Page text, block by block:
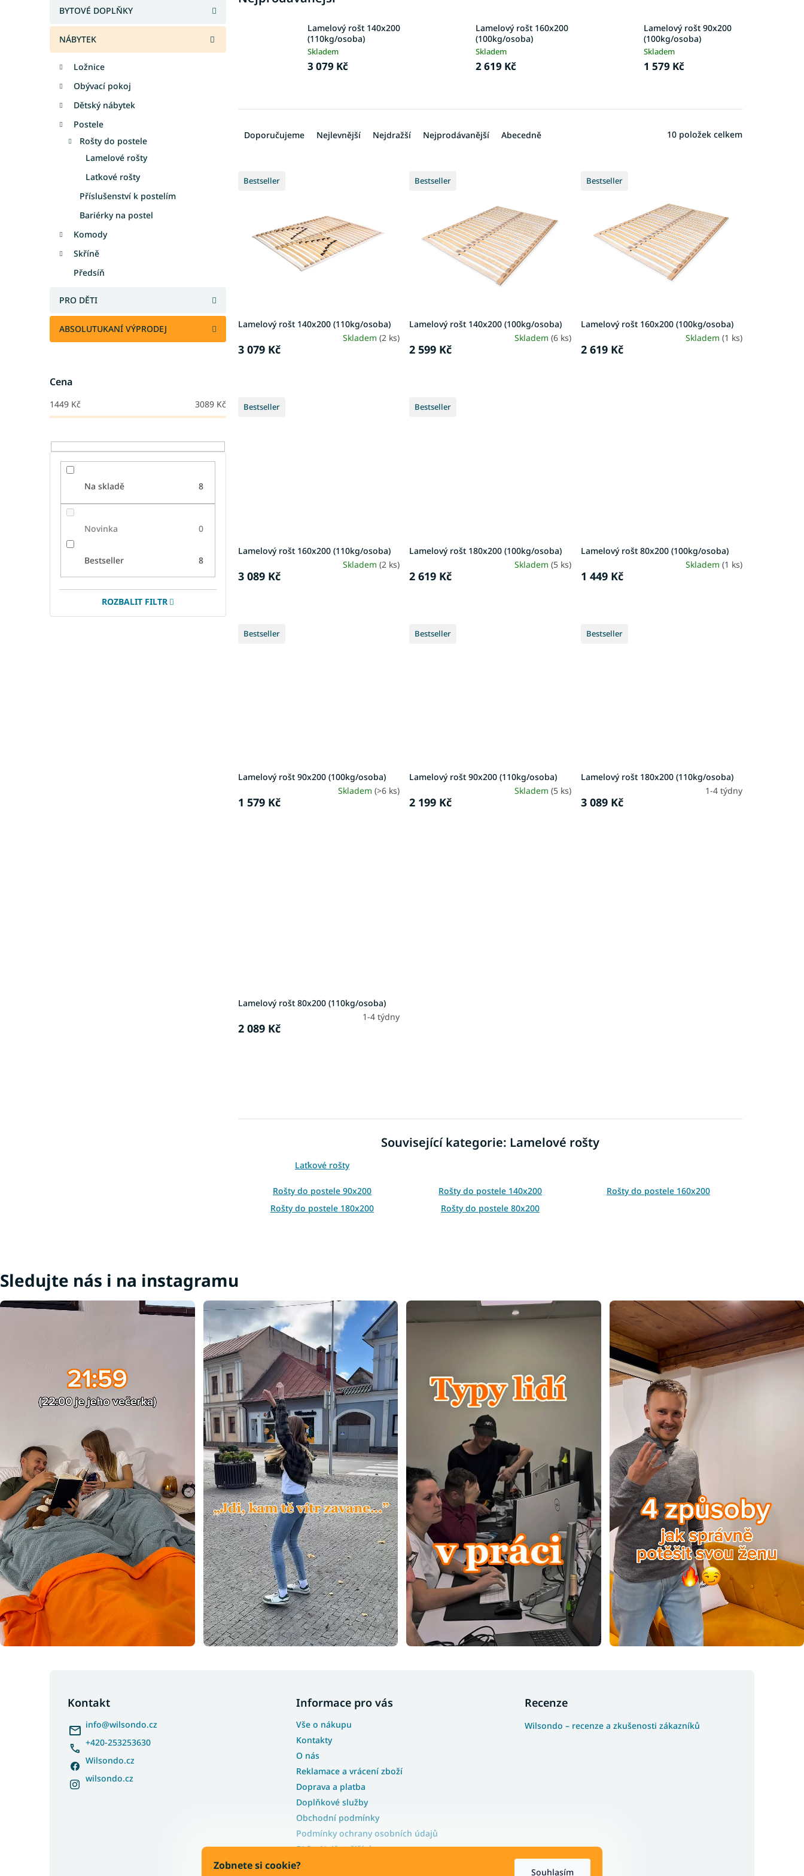
Zobnete si cookie?
Souhlasím
n
l
BYTOVÉ DOPLŇKY
NÁBYTEK
Ložnice
Obývací pokoj
Dětský nábytek
Postele
Rošty do postele
Lamelové rošty
Laťkové rošty
Příslušenství k postelím
Bariérky na postel
Komody
Skříně
Předsíň
PRO DĚTI
ABSOLUTUKANÍ VÝPRODEJ
Cena
1449 Kč 3089 Kč
Na skladě 8
Novinka 0
Bestseller 8
ROZBALIT FILTR
Lamelový rošt 140x200
(110kg/osoba)
Skladem
3 079 Kč
Lamelový rošt 160x200
(100kg/osoba)
Skladem
2 619 Kč
Lamelový rošt 90x200
(100kg/osoba)
Skladem
1 579 Kč
Doporučujeme Nejlevnější Nejdražší Nejprodávanější Abecedně 10 položek celkem
ů
Bestseller
Lamelový rošt 140x200 (110kg/osoba)
Skladem(2 ks)
3 079 Kč
Bestseller
Lamelový rošt 140x200 (100kg/osoba)
Skladem (6 ks)
2 599 Kč
Bestseller
Lamelový rošt 160x200 (100kg/osoba)
Skladem (1 ks)
2 619 Kč
Bestseller
Lamelový rošt 160x200 (110kg/osoba)
Skladem(2 ks)
3 089 Kč
Bestseller
Lamelový rošt 180x200 (100kg/osoba)
Skladem (5 ks)
2 619 Kč
Lamelový rošt 80x200 (100kg/osoba)
Skladem (1 ks)
1 449 Kč
Bestseller
Lamelový rošt 90x200 (100kg/osoba)
Skladem(>6 ks)
1 579 Kč
Bestseller
Lamelový rošt 90x200 (110kg/osoba)
Skladem (5 ks)
2 199 Kč
Bestseller
Lamelový rošt 180x200 (110kg/osoba)
1-4 týdny
3 089 Kč
Lamelový rošt 80x200 (110kg/osoba)
1-4 týdny
2 089 Kč
á
a
r
k
Související kategorie: Lamelové rošty
Laťkové rošty
Rošty do postele 90x200 Rošty do postele 140x200
Rošty do postele 160x200
Rošty do postele 180x200
Rošty do postele 80x200
Sledujte nás i na instagramu
Kontakt
info@wilsondo.cz
+420-253253630
Wilsondo.cz
wilsondo.cz
Informace pro vás
Vše o nákupu
Kontakty
O nás
Reklamace a vrácení zboží
Doprava a platba
Doplňkové služby
Obchodní podmínky
Podmínky ochrany osobních údajů
FAQ - Nejčastější dotazy
Blog
Recenze
Wilsondo – recenze a zkušenosti zákazníků